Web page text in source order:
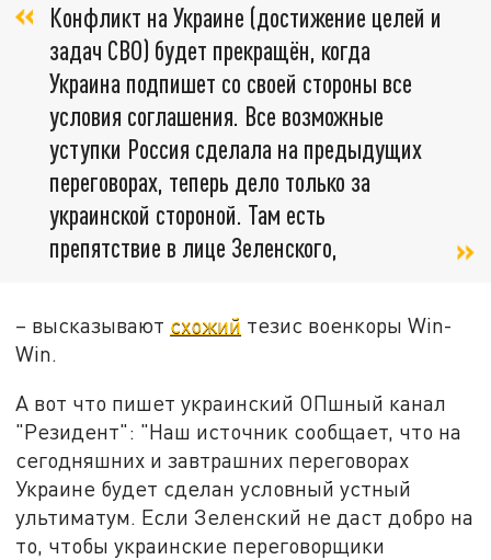
Конфликт на Украине (достижение целей и
задач СВО) будет прекращён, когда
Украина подпишет со своей стороны все
условия соглашения. Все возможные
уступки Россия сделала на предыдущих
переговорах, теперь дело только за
украинской стороной. Там есть
препятствие в лице Зеленского,
– высказывают схожий тезис военкоры Win-
Win.
А вот что пишет украинский ОПшный канал
"Резидент": "Наш источник сообщает, что на
сегодняшних и завтрашних переговорах
Украине будет сделан условный устный
ультиматум. Если Зеленский не даст добро на
то, чтобы украинские переговорщики